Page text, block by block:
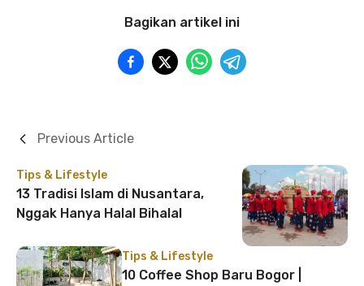
Bagikan artikel ini
Tips & Lifestyle
13 Tradisi Islam di Nusantara,
Nggak Hanya Halal Bihalal
Previous Article
Tips & Lifestyle
10 Coffee Shop Baru Bogor |